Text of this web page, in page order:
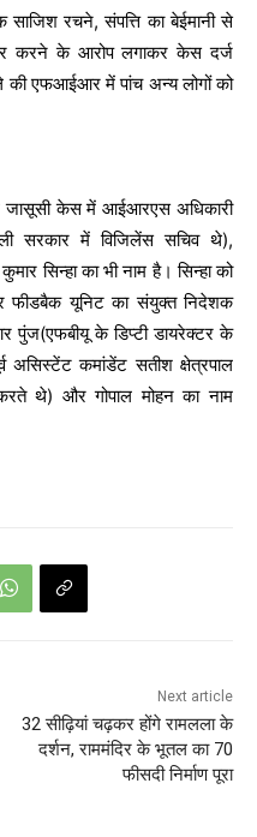
साजिश रचने, संपत्ति का बेईमानी से
करने के आरोप लगाकर केस दर्ज
की एफआईआर में पांच अन्य लोगों को
जासूसी केस में आईआरएस अधिकारी
सरकार में विजिलेंस सचिव थे),
सिन्हा का भी नाम है। सिन्हा को
फीडबैक यूनिट का संयुक्त निदेशक
पुंज(एफबीयू के डिप्टी डायरेक्टर के
असिस्टेंट कमांडेंट सतीश क्षेत्रपाल
थे) और गोपाल मोहन का नाम
Next article
32 सीढ़ियां चढ़कर होंगे रामलला के
दर्शन, राममंदिर के भूतल का 70
फीसदी निर्माण पूरा